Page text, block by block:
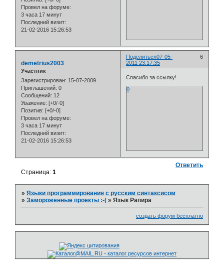
Провел на форуме:
3 часа 17 минут
Последний визит:
21-02-2016 15:26:53
Поделиться 6
07-05-
2011 23:17:35
demetrius2003
Участник
Зарегистрирован: 15-07-2009
Приглашений: 0
Сообщений: 12
Уважение: [+0/-0]
Позитив: [+0/-0]
Провел на форуме:
3 часа 17 минут
Последний визит:
21-02-2016 15:26:53
Спасибо за ссылку!
0
Ответить
Страница:1
»Языки программирования с русским синтаксисом
»Замороженные проекты :-( »Язык Рапира
создать форум бесплатно